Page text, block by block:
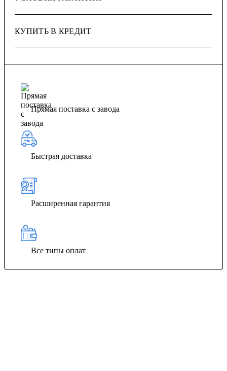
КУПИТЬ В КРЕДИТ
Прямая поставка с завода
Быстрая доставка
Расширенная гарантия
Все типы оплат